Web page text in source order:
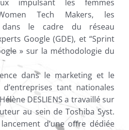
impulsant les femmes
Tech Makers, les
dans le cadre du réseau
Google (GDE), et “Sprint
» sur la méthodologie du
dans le marketing et le
tant nationales
DESLIENS a travaillé sur
au sein de Toshiba Syst.
d’une oﬀre dédiée